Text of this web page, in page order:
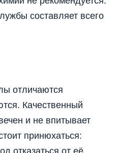
составляет всего
отличаются
Качественный
и не впитывает
принюхаться:
отказаться от её